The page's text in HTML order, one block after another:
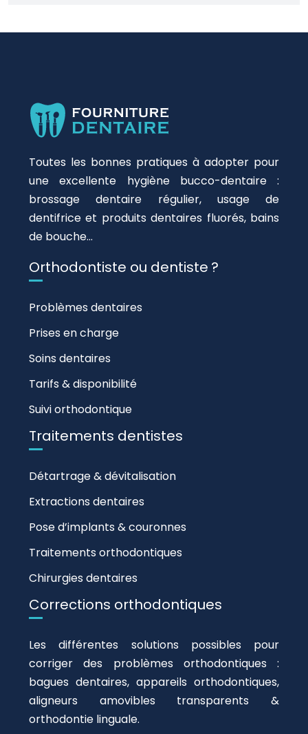
Toutes les bonnes pratiques à adopter pour
une excellente hygiène bucco-dentaire :
brossage dentaire régulier, usage de
dentifrice et produits dentaires fluorés, bains
de bouche…
Orthodontiste ou dentiste ?
Problèmes dentaires
Prises en charge
Soins dentaires
Tarifs & disponibilité
Suivi orthodontique
Traitements dentistes
Détartrage & dévitalisation
Extractions dentaires
Pose d’implants & couronnes
Traitements orthodontiques
Chirurgies dentaires
Corrections orthodontiques
Les différentes solutions possibles pour
corriger des problèmes orthodontiques :
bagues dentaires, appareils orthodontiques,
aligneurs amovibles transparents &
orthodontie linguale.